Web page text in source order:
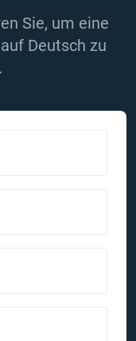
Sie, um eine
Deutsch zu